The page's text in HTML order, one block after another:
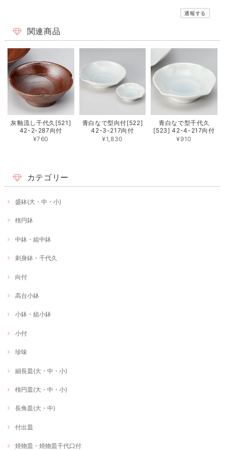
通報する
関連商品
灰釉流し千代久[521]
42-2-287向付
¥760
青白なで型向付[522]
42-3-217向付
¥1,830
青白なで型千代久
[523] 42-4-217向付
¥910
カテゴリー
盛鉢(大・中・小)
楕円鉢
中鉢・組中鉢
刺身鉢・千代久
向付
高台小鉢
小鉢・組小鉢
小付
珍味
細長皿(大・中・小)
楕円皿(大・中・小)
長角皿(大・中)
付出皿
焼物皿・焼物皿千代口付